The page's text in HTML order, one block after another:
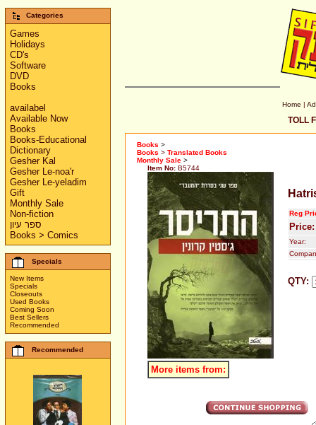
Categories
Games
Holidays
CD's
Software
DVD
Books
availabel
Available Now
Books
Books-Educational
Dictionary
Gesher Kal
Gesher Le-noa'r
Gesher Le-yeladim
Gift
Monthly Sale
Non-fiction
ספר עיון
Books > Comics
Specials
New Items
Specials
Closeouts
Used Books
Coming Soon
Best Sellers
Recommended
Recommended
Home |
TOLL
Books >
Books > Translated Books
Monthly Sale >
Item No: B5744
Reg
Price:
Year:
QTY:
More items from: